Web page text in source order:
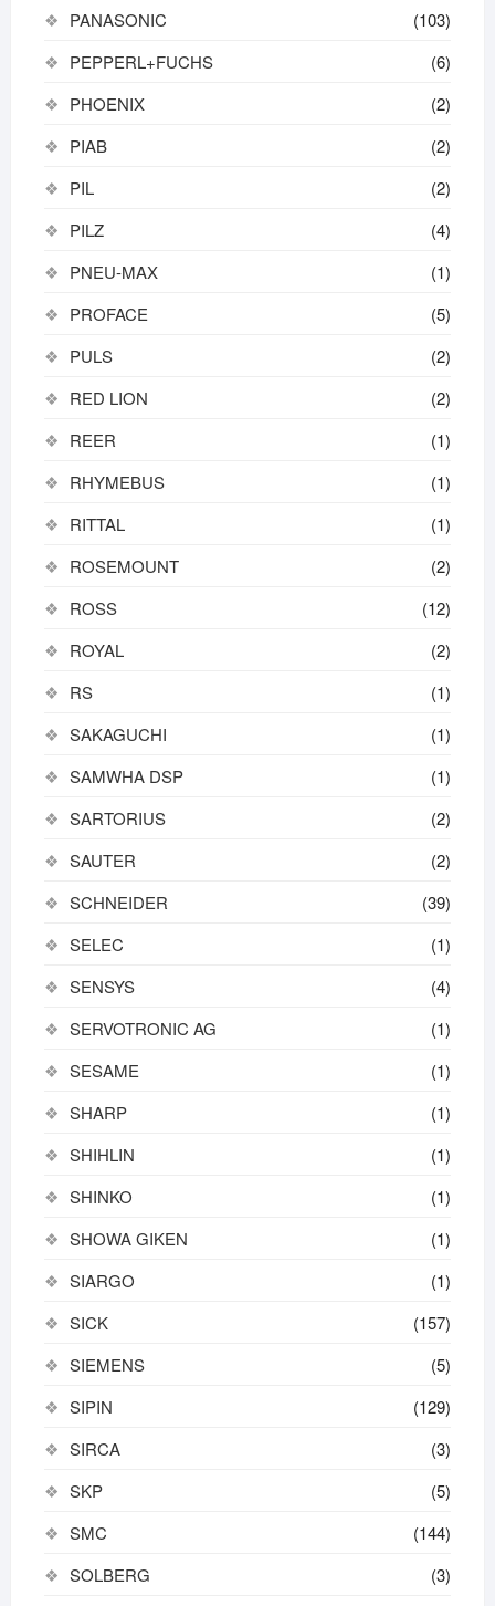
PANASONIC
(103)
PEPPERL+FUCHS
(6)
PHOENIX
(2)
PIAB
(2)
PIL
(2)
PILZ
(4)
PNEU-MAX
(1)
PROFACE
(5)
PULS
(2)
RED LION
(2)
REER
(1)
RHYMEBUS
(1)
RITTAL
(1)
ROSEMOUNT
(2)
ROSS
(12)
ROYAL
(2)
RS
(1)
SAKAGUCHI
(1)
SAMWHA DSP
(1)
SARTORIUS
(2)
SAUTER
(2)
SCHNEIDER
(39)
SELEC
(1)
SENSYS
(4)
SERVOTRONIC AG
(1)
SESAME
(1)
SHARP
(1)
SHIHLIN
(1)
SHINKO
(1)
SHOWA GIKEN
(1)
SIARGO
(1)
SICK
(157)
SIEMENS
(5)
SIPIN
(129)
SIRCA
(3)
SKP
(5)
SMC
(144)
SOLBERG
(3)